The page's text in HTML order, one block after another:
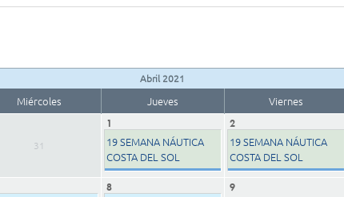
Abril 2021
Miércoles Jueves Viernes
31
1
19 SEMANA NÁUTICA
COSTA DEL SOL
2
19 SEMANA NÁUTICA
COSTA DEL SOL
8 9